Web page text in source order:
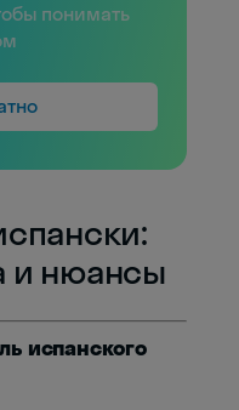
понимать
и нюансы
испанского